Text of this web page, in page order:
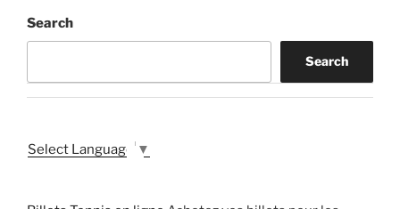
Search
Search
Select Language ▼